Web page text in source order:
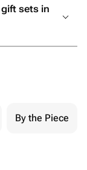
sets in
By the Piece